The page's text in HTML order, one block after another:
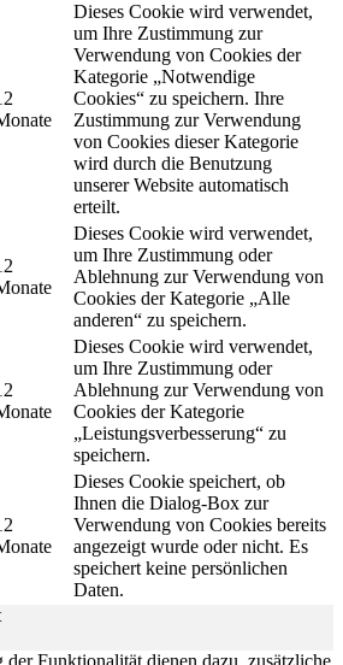
Dieses Cookie wird verwendet,
um Ihre Zustimmung zur
Verwendung von Cookies der
Kategorie „Notwendige
Cookies“ zu speichern. Ihre
Zustimmung zur Verwendung
von Cookies dieser Kategorie
wird durch die Benutzung
unserer Website automatisch
erteilt.
Dieses Cookie wird verwendet,
um Ihre Zustimmung oder
Ablehnung zur Verwendung von
Cookies der Kategorie „Alle
anderen“ zu speichern.
Dieses Cookie wird verwendet,
um Ihre Zustimmung oder
Ablehnung zur Verwendung von
Cookies der Kategorie
„Leistungsverbesserung“ zu
speichern.
Dieses Cookie speichert, ob
Ihnen die Dialog-Box zur
Verwendung von Cookies bereits
angezeigt wurde oder nicht. Es
speichert keine persönlichen
Daten.
Funktionalität dienen dazu, zusätzliche